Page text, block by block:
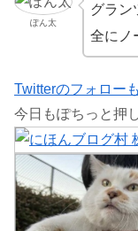
ぽん太
グラン
全にノ
Twitterのフォロー
今日もぽちっと押